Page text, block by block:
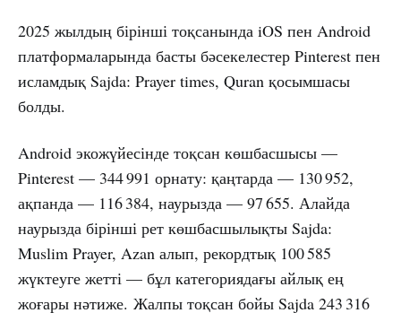
2025 жылдың бірінші тоқсанында iOS пен Android
платформаларында басты бәсекелестер Pinterest пен
исламдық Sajda: Prayer times, Quran қосымшасы
болды.
Android экожүйесінде тоқсан көшбасшысы —
Pinterest — 344 991 орнату: қаңтарда — 130 952,
ақпанда — 116 384, наурызда — 97 655. Алайда
наурызда бірінші рет көшбасшылықты Sajda:
Muslim Prayer, Azan алып, рекордтық 100 585
жүктеуге жетті — бұл категориядағы айлық ең
жоғары нәтиже. Жалпы тоқсан бойы Sajda 243 316